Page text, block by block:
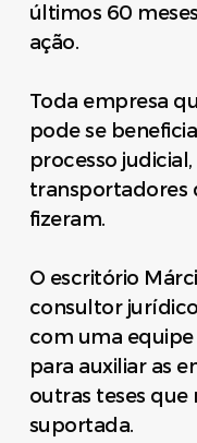
últimos 60
ação.
Toda empresa
pode se
processo
transportadores
fizeram.
O escritório
consultor
com uma
para auxiliar as
outras teses
suportada.